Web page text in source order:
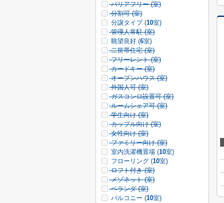
バリアフリー (室)
分割可 (室)
分譲タイプ (10室)
管理人常駐 (室)
眺望良好 (6室)
二世帯住宅 (室)
フリーレント (室)
カードキー (室)
オープンハウス (室)
外国人可 (室)
ガスコンロ設置可 (室)
ルームシェア可 (室)
学生向け (室)
カップル向け (室)
女性向け (室)
ファミリー向け (室)
室内洗濯機置場 (10室)
フローリング (10室)
ロフト付き (室)
メゾネット (室)
ベランダ (室)
バルコニー (10室)